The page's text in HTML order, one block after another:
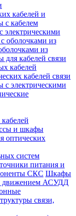
кабелей и
с кабелем
электрическими
оболочками из
из
кабелей связи
кабелей
кабелей связи
электрическими
и шкафы
оптических
систем
питания и
СКС Шкафы
движением АСУДД
связи,